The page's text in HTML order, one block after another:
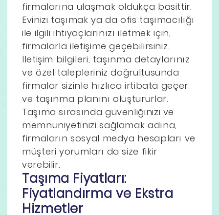
firmalarına ulaşmak oldukça basittir.
Evinizi taşımak ya da ofis taşımacılığı
ile ilgili ihtiyaçlarınızı iletmek için,
firmalarla iletişime geçebilirsiniz.
İletişim bilgileri, taşınma detaylarınız
ve özel talepleriniz doğrultusunda
firmalar sizinle hızlıca irtibata geçer
ve taşınma planını oluştururlar.
Taşıma sırasında güvenliğinizi ve
memnuniyetinizi sağlamak adına,
firmaların sosyal medya hesapları ve
müşteri yorumları da size fikir
verebilir.
Taşıma Fiyatları:
Fiyatlandırma ve Ekstra
Hizmetler